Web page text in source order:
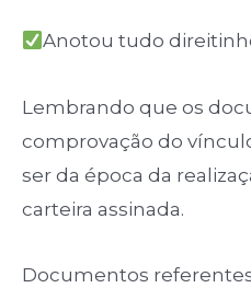
Anotou tudo
Lembrando que os
comprovação do
ser da época da
carteira assinada.
Documentos